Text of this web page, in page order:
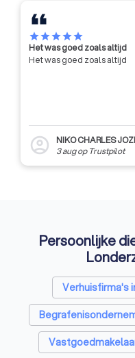
internationale erkenning
opleverde, die officieel
op wereldniveau werd
in 2010 door de
starstarstarstarstar
Het was goed zoals altijd
Het was goed zoals altijd
account_circle
NIKO CHARLES
3 augop Trustpilot
Persoonlijke
Verhuisfirma's